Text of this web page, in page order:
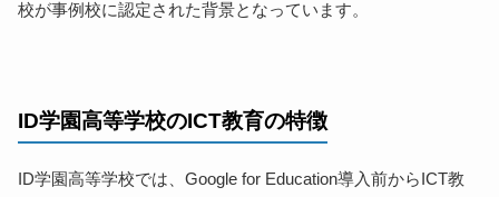
校が事例校に認定された背景となっています。
ID学園高等学校のICT教育の特徴
ID学園高等学校では、Google for Education導入前からICT教